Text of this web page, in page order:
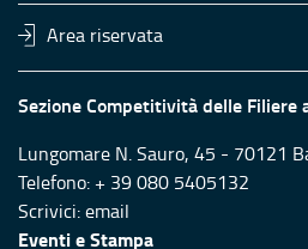
Area riservata
Sezione Competitività delle Filiere
Lungomare N. Sauro, 45 - 70121
Telefono: + 39 080 5405132
Scrivici:email
Eventi e Stampa